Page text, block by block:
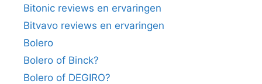
Bitonic reviews en ervaringen
Bitvavo reviews en ervaringen
Bolero
Bolero of Binck?
Bolero of DEGIRO?